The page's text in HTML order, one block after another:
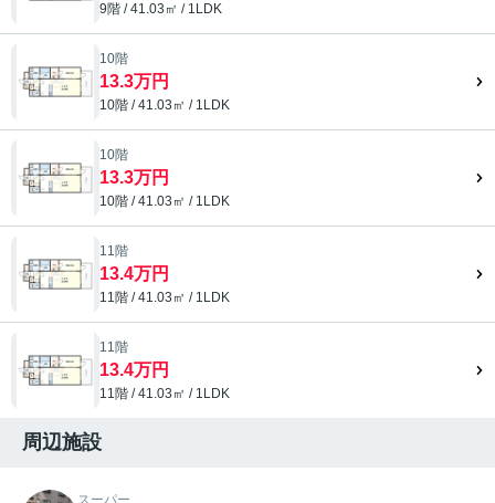
9階 / 41.03㎡ / 1LDK
10階
13.3万円
10階 / 41.03㎡ / 1LDK
10階
13.3万円
10階 / 41.03㎡ / 1LDK
11階
13.4万円
11階 / 41.03㎡ / 1LDK
11階
13.4万円
11階 / 41.03㎡ / 1LDK
周辺施設
スーパー